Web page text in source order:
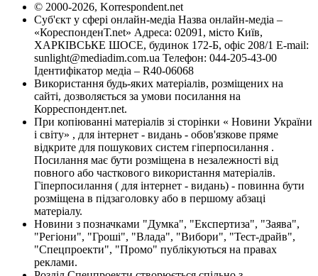
© 2000-2026, Korrespondent.net
Суб'єкт у сфері онлайн-медіа Назва онлайн-медіа –
«КореспонденТ.net» Адреса: 02091, місто Київ,
ХАРКІВСЬКЕ ШОСЕ, будинок 172-Б, офіс 208/1 E-mail:
sunlight@mediadim.com.ua Телефон: 044-205-43-00
Ідентифікатор медіа – R40-06068
Використання будь-яких матеріалів, розміщених на
сайті, дозволяється за умови посилання на
Корреспондент.net.
При копіюванні матеріалів зі сторінки « Новини України
і світу» , для інтернет - видань - обов'язкове пряме
відкрите для пошукових систем гіперпосилання .
Посилання має бути розміщена в незалежності від
повного або часткового використання матеріалів.
Гіперпосилання ( для інтернет - видань) - повинна бути
розміщена в підзаголовку або в першому абзаці
матеріалу.
Новини з позначками "Думка", "Експертиза", "Заява",
"Регіони", "Гроші", "Влада", "Вибори", "Тест-драйв",
"Спецпроекти", "Промо" публікуються на правах
реклами.